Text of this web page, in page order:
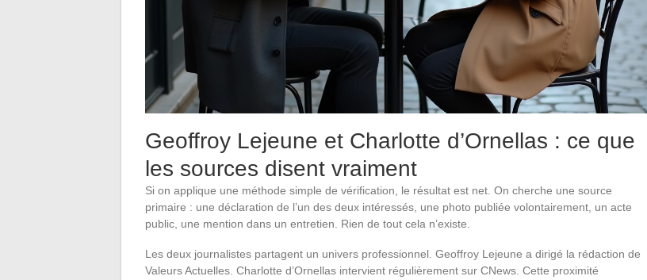
Geoffroy Lejeune et Charlotte d’Ornellas : ce que
les sources disent vraiment
Si on applique une méthode simple de vérification, le résultat est net. On cherche une source
primaire : une déclaration de l’un des deux intéressés, une photo publiée volontairement, un acte
public, une mention dans un entretien. Rien de tout cela n’existe.
Les deux journalistes partagent un univers professionnel. Geoffroy Lejeune a dirigé la rédaction de
Valeurs Actuelles. Charlotte d’Ornellas intervient régulièrement sur CNews. Cette proximité